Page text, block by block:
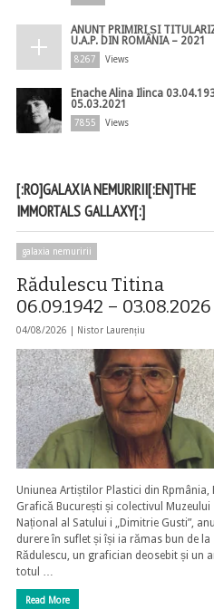
ANUNȚ PRIMIRI ȘI
U.A.P. DIN ROMÂNIA – 2021
8267 Views
Enache Alina Ilinca
05.03.2021
7855 Views
[:RO]GALAXIA NEMURIRII[:EN]THE
IMMORTALS GALLAXY[:]
galaxia nemuririi
Rădulescu Titina
06.09.1942 – 03.08.2026
04/08/2026 | Nistor Laurențiu
Uniunea Artiștilor Plastici din Rpmânia,
Grafică București și colectivul Muzeului
Național al Satului i „Dimitrie Gusti”,
durere în suflet și își ia rămas bun de la
Rădulescu, un grafician deosebit și un
totul …
Read More